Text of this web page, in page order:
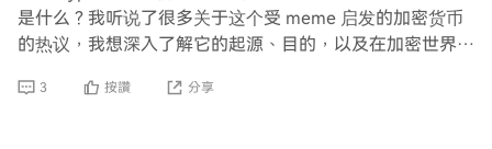
是什么？我听说了很多关于这个受 meme 启发的加密货币
的热议，我想深入了解它的起源、目的，以及在加密世界中
3 按讚 分享